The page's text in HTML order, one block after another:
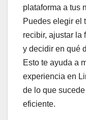
plataforma a tus
Puedes elegir el
recibir, ajustar la
y decidir en qué
Esto te ayuda a
experiencia en
de lo que
eficiente.